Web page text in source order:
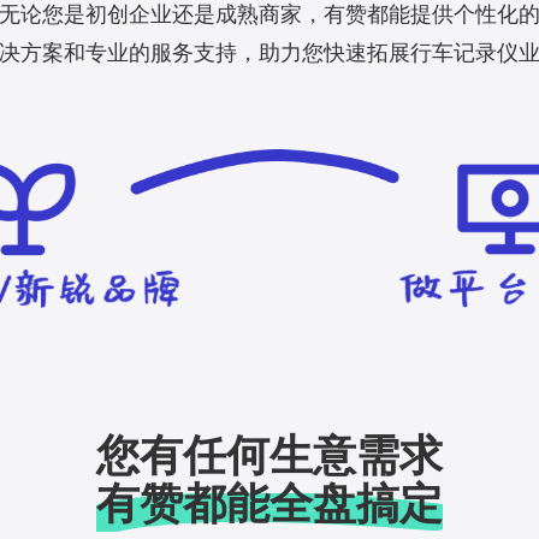
无论您是初创企业还是成熟商家，有赞都能提供个性化的
方案和专业的服务支持，助力您快速拓展行车记录仪
您有任何生意需求
有赞都能全盘搞定